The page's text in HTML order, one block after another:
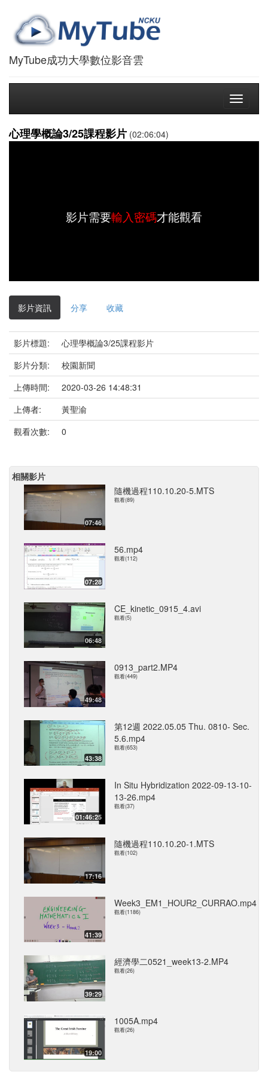
MyTube成功大學數位影音雲
Toggle
心理學概論3/25課程影片 (02:06:04)
影片需要輸入密碼才能觀看
影片資訊 分享 收藏
影片標題:
心理學概論3/25課程影片
影片分類:
校園新聞
上傳時間:
2020-03-26 14:48:31
上傳者:
黃聖渝
觀看次數:
0
相關影片
07:46
隨機過程110.10.20-5.MTS
觀看(89)
07:28
56.mp4
觀看(112)
06:48
CE_kinetic_0915_4.avi
觀看(5)
49:48
0913_part2.MP4
觀看(449)
43:38
第12週 2022.05.05 Thu. 0810- Sec.
5.6.mp4
觀看(653)
01:46:25
In Situ Hybridization 2022-09-13-10-
13-26.mp4
觀看(37)
17:16
隨機過程110.10.20-1.MTS
觀看(102)
41:39
Week3_EM1_HOUR2_CURRAO.mp4
觀看(1186)
39:29
經濟學二0521_week13-2.MP4
觀看(26)
19:00
1005A.mp4
觀看(26)